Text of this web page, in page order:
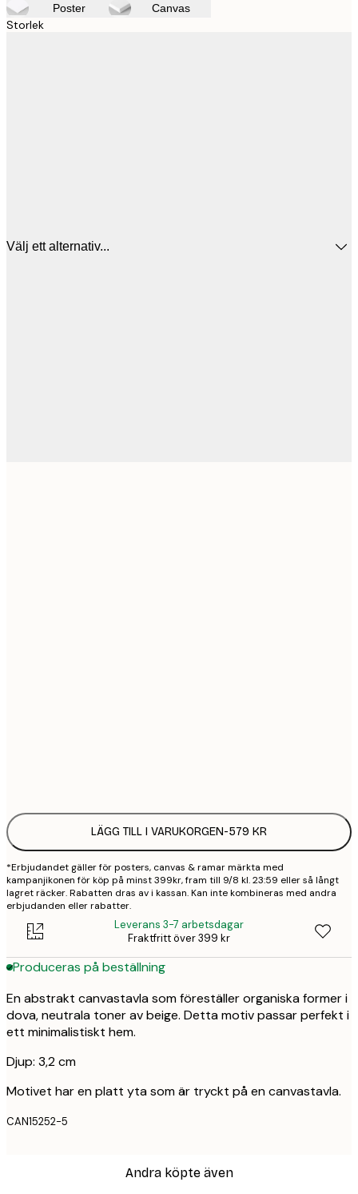
Poster Canvas
Storlek
Välj ett alternativ...
LÄGG TILL I VARUKORGEN-579 KR
*Erbjudandet gäller för posters, canvas & ramar märkta med
kampanjikonen för köp på minst 399kr, fram till 9/8 kl. 23:59 eller så långt
lagret räcker. Rabatten dras av i kassan. Kan inte kombineras med andra
erbjudanden eller rabatter.
Leverans 3-7 arbetsdagar
Fraktfritt över 399 kr
Produceras på beställning
En abstrakt canvastavla som föreställer organiska former i
dova, neutrala toner av beige. Detta motiv passar perfekt i
ett minimalistiskt hem.
Djup: 3,2 cm
Motivet har en platt yta som är tryckt på en canvastavla.
CAN15252-5
Andra köpte även